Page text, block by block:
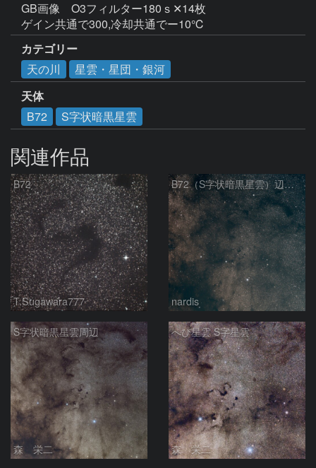
GB画像　O3フィルター180ｓ✕14枚
ゲイン共通で300,冷却共通でー10℃
カテゴリー
天の川
星雲・星団・銀河
天体
B72
S字状暗黒星雲
関連作品
B72
T.Sugawara777
B72（S字状暗黒星雲）辺り 2026/06/14
nardis
S字状暗黒星雲周辺
森 栄二
へび星雲 S字星雲
森 栄二